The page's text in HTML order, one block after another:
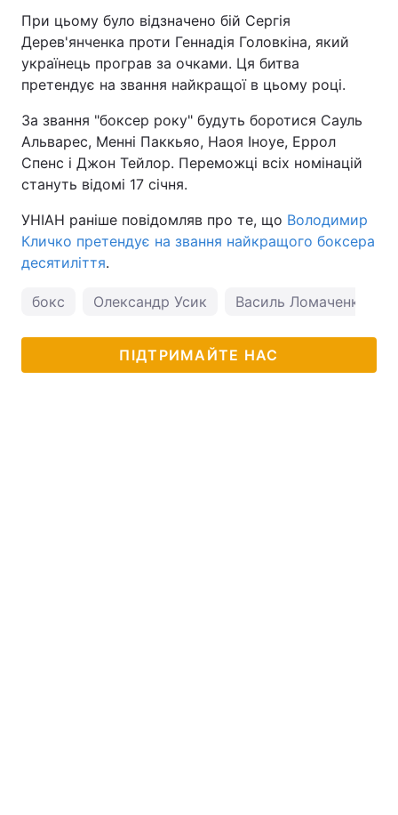
При цьому було відзначено бій Сергія
Дерев'янченка проти Геннадія Головкіна, який
українець програв за очками. Ця битва
претендує на звання найкращої в цьому році.
За звання "боксер року" будуть боротися Сауль
Альварес, Менні Паккьяо, Наоя Іноуе, Еррол
Спенс і Джон Тейлор. Переможці всіх номінацій
стануть відомі 17 січня.
УНІАН раніше повідомляв про те, що Володимир
Кличко претендує на звання найкращого боксера
десятиліття.
бокс Олександр Усик Василь Ломаченко
ПІДТРИМАЙТЕ НАС